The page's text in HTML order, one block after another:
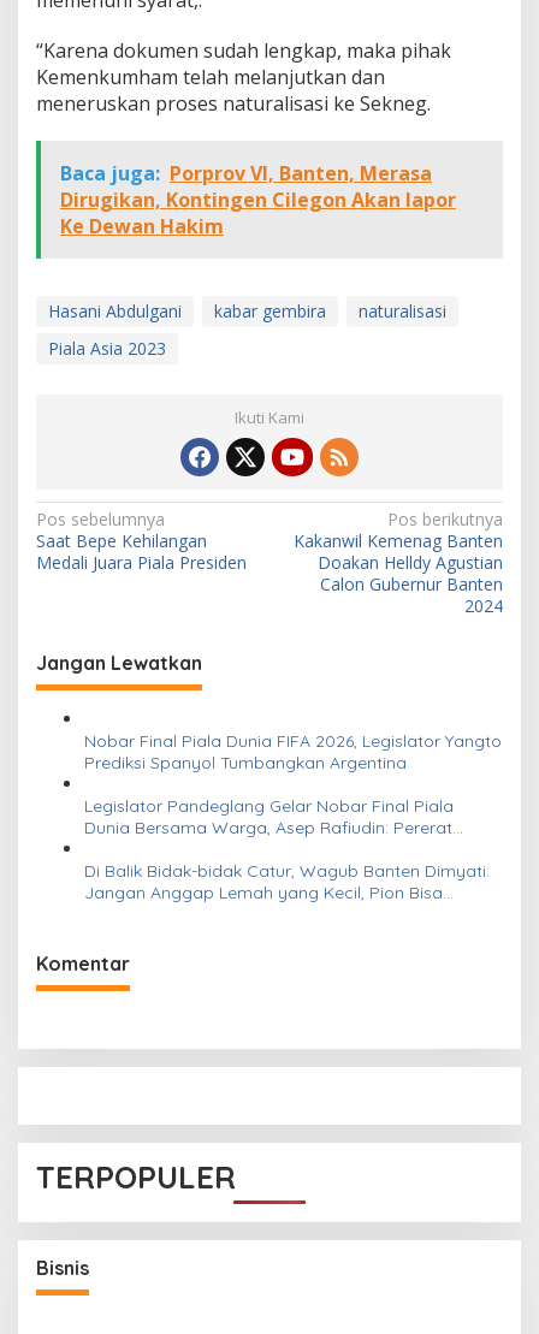
“Karena dokumen sudah lengkap, maka pihak
Kemenkumham telah melanjutkan dan
meneruskan proses naturalisasi ke Sekneg.
Baca juga: Porprov VI, Banten, Merasa
Dirugikan, Kontingen Cilegon Akan lapor
Ke Dewan Hakim
Hasani Abdulgani kabar gembira
naturalisasi
Piala Asia 2023
Ikuti Kami
N
a
g
a
Pos sebelumnya
Saat Bepe Kehilangan
Medali Juara Piala Presiden
Pos berikutnya
Kakanwil Kemenag Banten
Doakan Helldy Agustian
Calon Gubernur Banten
2024
Jangan Lewatkan
Nobar Final Piala Dunia FIFA 2026, Legislator Yangto
Prediksi Spanyol Tumbangkan Argentina
Legislator Pandeglang Gelar Nobar Final Piala
Dunia Bersama Warga, Asep Rafiudin: Pererat
Di Balik Bidak-bidak Catur, Wagub Banten Dimyati:
Jangan Anggap Lemah yang Kecil, Pion Bisa
Komentar
TERPOPULER
Bisnis
Pemerintah Siapkan PFII sebagai Pusat
Finansial